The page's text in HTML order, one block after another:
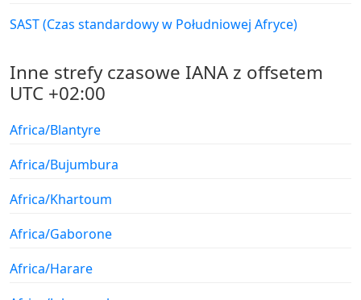
SAST (Czas standardowy w Południowej Afryce)
Inne strefy czasowe IANA z offsetem
UTC +02:00
Africa/Blantyre
Africa/Bujumbura
Africa/Khartoum
Africa/Gaborone
Africa/Harare